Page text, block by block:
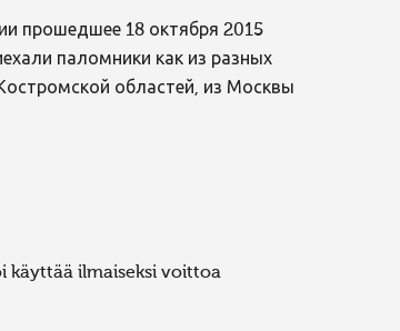
прошедшее 18 октября 2015
паломники как из разных
областей, из Москвы
käyttää ilmaiseksi voittoa